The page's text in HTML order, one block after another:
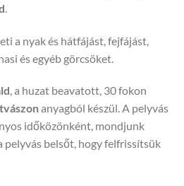
a nyak és hátfájást, fejfájást,
és egyéb görcsöket.
, a huzat beavatott, 30 fokon
anyagból készül. A pelyvás
időközönként, mondjunk
pelyvás belsőt, hogy felfrissítsük